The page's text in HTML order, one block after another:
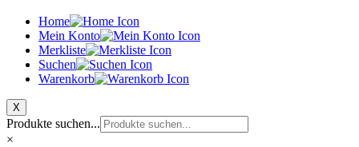
Home
Mein Konto
Merkliste
Suchen
Warenkorb
X
Produkte suchen...
×